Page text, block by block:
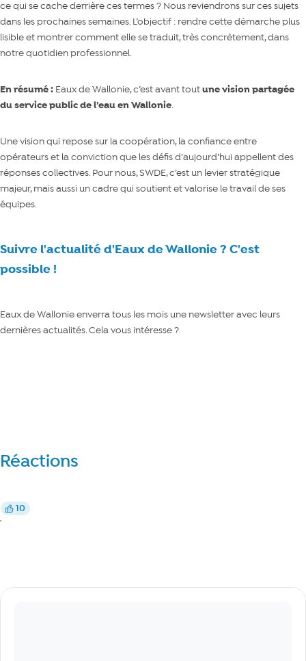
ce qui se cache derrière ces termes ? Nous reviendrons sur ces sujets
dans les prochaines semaines. L’objectif : rendre cette démarche plus
lisible et montrer comment elle se traduit, très concrètement, dans
notre quotidien professionnel.
En résumé : Eaux de Wallonie, c’est avant toutune vision partagée
du service public de l’eau en Wallonie.
Une vision qui repose sur la coopération, la confiance entre
opérateurs et la conviction que les défis d’aujourd’hui appellent des
réponses collectives. Pour nous, SWDE, c’est un levier stratégique
majeur, mais aussi un cadre qui soutient et valorise le travail de ses
équipes.
Suivre l'actualité d'Eaux de Wallonie ? C'est
possible !
Eaux de Wallonie enverra tous les mois une newsletter avec leurs
dernières actualités. Cela vous intéresse ?
Réactions
Réagir
10
J’aime
Commentaires